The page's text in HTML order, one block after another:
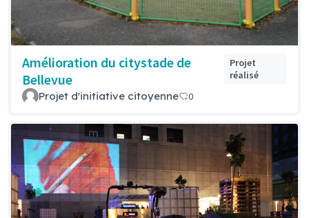
Amélioration du citystade de
Bellevue
Projet
réalisé
Projet d'initiative citoyenne 0